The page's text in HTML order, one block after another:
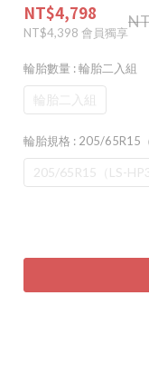
NT$4,798
NT$4,398 會員獨享
輪胎數量 : 輪胎二入組
輪胎二入組
輪胎規格 : 205/65R15
205/65R15（LS-HP3